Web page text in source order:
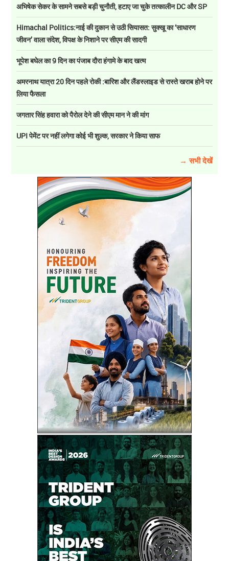
अभिषेक सेकर के सामने सबसे बड़ी चुनौती, हटाए जा चुके तत्कालीन DC और SP
Himachal Politics:नाई की दुकान से उठी सियासत: सुक्खू का ‘साधारण
जीवन’ वाला संदेश, विपक्ष के निशाने पर सीएम की सादगी
भूपेश बघेल का 9 दिन का पंजाब दौरा हंगामे के बाद खत्म
अमरनाथ यात्रा 20 दिन पहले रोकी :बारिश और लैंडस्लाइड से रास्ते खराब होने पर
लिया फैसला
जगतार सिंह हवारा को पैरोल देने की सीएम मान ने की मांग
UPI पेमेंट पर नहीं लगेगा कोई भी शुल्क, सरकार ने किया साफ
→ सभी देखें